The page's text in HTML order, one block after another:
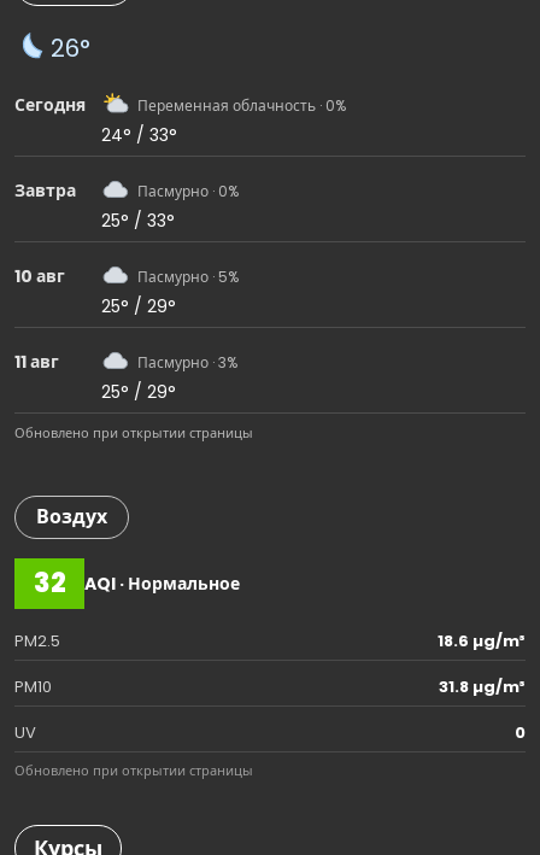
26°
Сегодня Переменная облачность · 0%
24° / 33°
Завтра Пасмурно · 0%
25° / 33°
10 авг Пасмурно · 5%
25° / 29°
11 авг Пасмурно · 3%
25° / 29°
Обновлено при открытии страницы
Воздух
32 AQI · Нормальное
PM2.5
18.6 µg/m³
PM10
31.8 µg/m³
UV
0
Обновлено при открытии страницы
Курсы